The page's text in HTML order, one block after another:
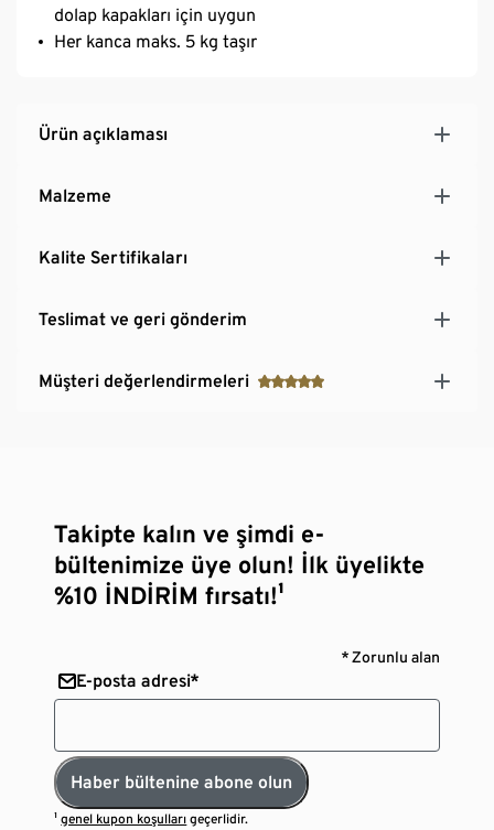
dolap kapakları için uygun
Her kanca maks. 5 kg taşır
Ürün açıklaması
Malzeme
Kalite Sertifikaları
Teslimat ve geri gönderim
Müşteri değerlendirmeleri
Takipte kalın ve şimdi e-
bültenimize üye olun! İlk üyelikte
%10 İNDİRİM fırsatı!¹
* Zorunlu alan
E-posta adresi*
Haber bültenine abone olun
¹genel kupon koşulları geçerlidir.